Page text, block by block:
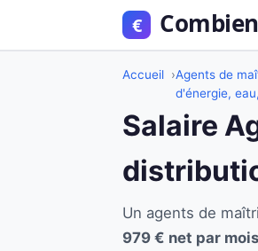
Accueil
Agents de
d'énergie,
Salaire
Un agents de
979 € net par mois